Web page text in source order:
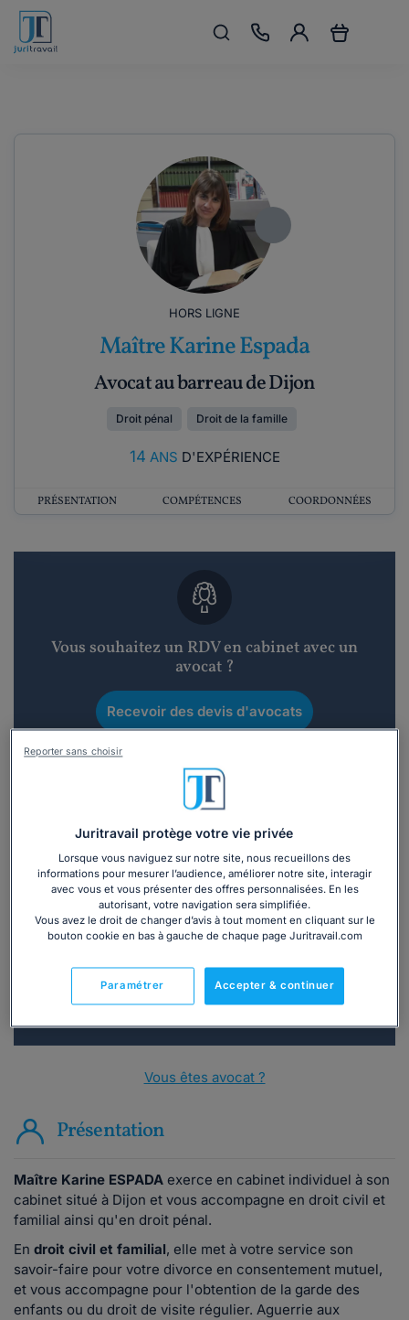
HORS LIGNE
Maître Karine Espada
Avocat au barreau de Dijon
Droit pénal Droit de la famille
14 ANS D'EXPÉRIENCE
PRÉSENTATION COMPÉTENCES COORDONNÉES
Vous souhaitez un RDV en cabinet avec un
avocat ?
Recevoir des devis d'avocats
Vous souhaitez une consultation par
téléphone ?
Consulter immédiatement
ou appelez le01 75 75 42 33(8h à 21h du lundi au
vendredi)
Vous êtes avocat ?
Présentation
Maître Karine ESPADA exerce en cabinet individuel à son
cabinet situé à Dijon et vous accompagne en droit civil et
familial ainsi qu'en droit pénal.
En droit civil et familial, elle met à votre service son
savoir-faire pour votre divorce en consentement mutuel,
et vous accompagne pour l'obtention de la garde des
enfants ou du droit de visite régulier. Aguerrie aux
Juritravail protège votre vie privée
Lorsque vous naviguez sur notre site, nous recueillons des
informations pour mesurer l’audience, améliorer notre site, interagir
avec vous et vous présenter des offres personnalisées. En les
autorisant, votre navigation sera simplifiée.
Vous avez le droit de changer d’avis à tout moment en cliquant sur le
bouton cookie en bas à gauche de chaque page Juritravail.com
Accepter & continuer
Paramétrer
Reporter sans choisir